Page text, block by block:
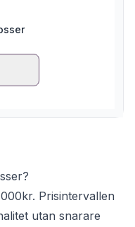
Prisintervallen
utan snarare